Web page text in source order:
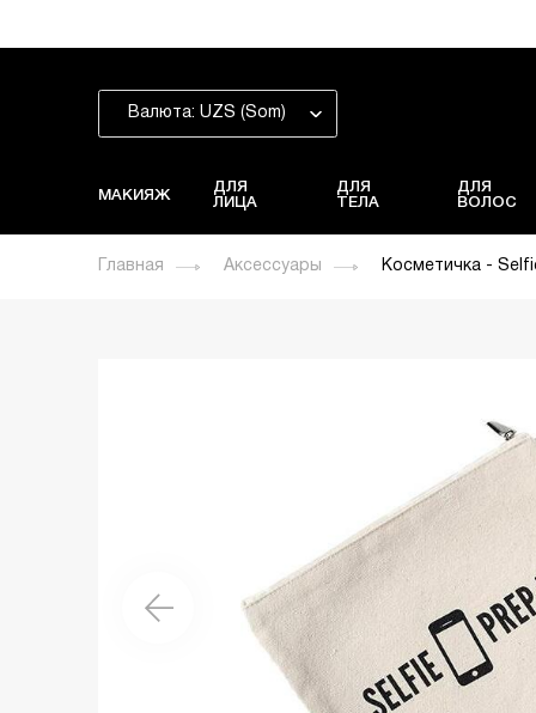
Валюта: UZS (Som)
МАКИЯЖ
ДЛЯ
ЛИЦА
ДЛЯ
ТЕЛА
ДЛЯ
ВОЛОС
Главная Аксессуары Косметичка -